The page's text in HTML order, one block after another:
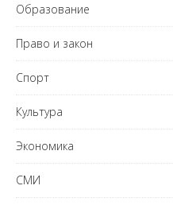
Образование
Право и закон
Спорт
Культура
Экономика
СМИ